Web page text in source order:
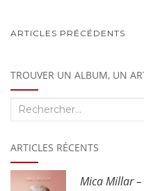
NAVIGATION
SEIN
DES
ARTICLES
ARTICLES PRÉCÉDENTS
TROUVER UN ALBUM, UN
Recherche
ARTICLES RÉCENTS
Mica Millar